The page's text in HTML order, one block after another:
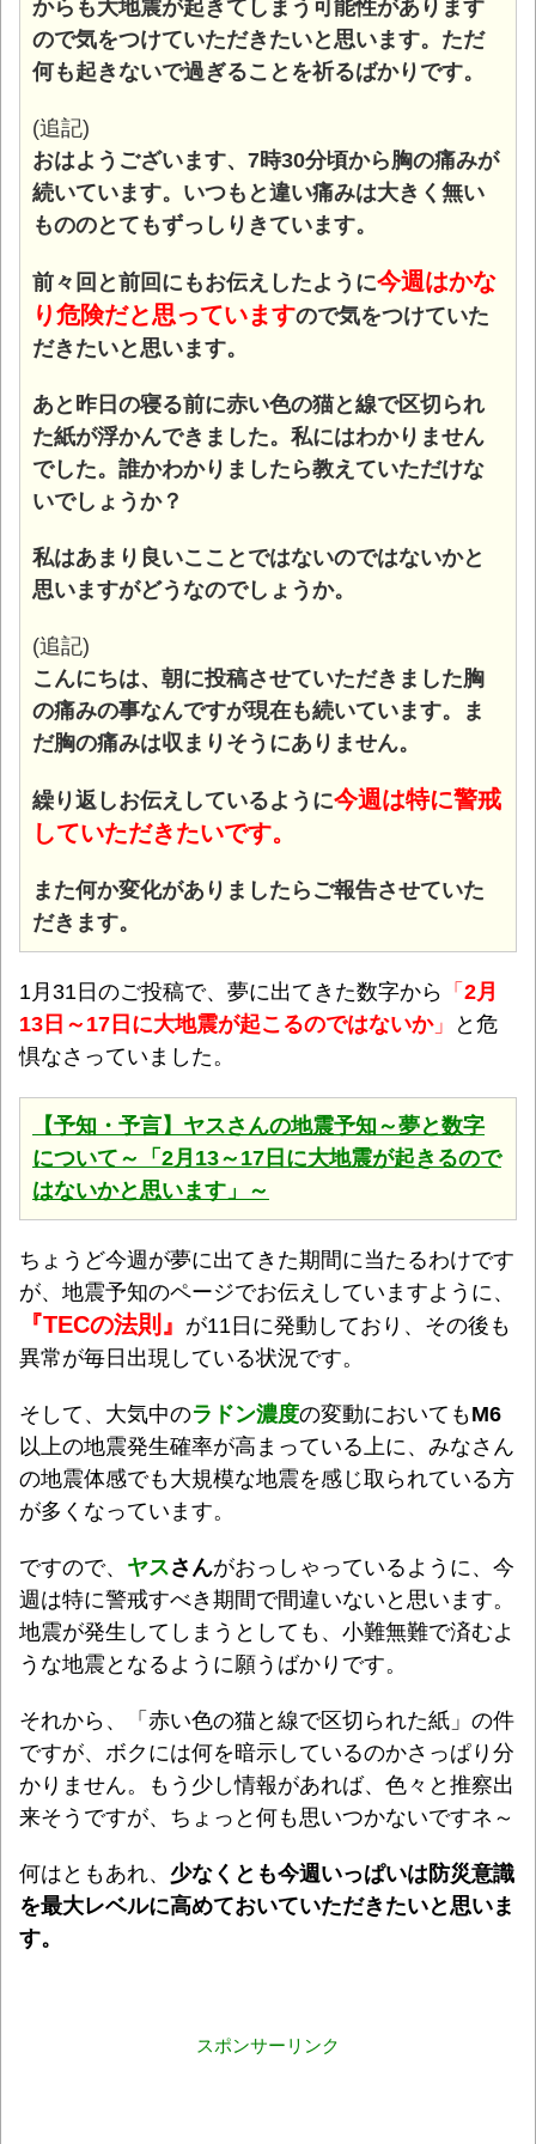
からも大地震が起きてしまう可能性があります
ので気をつけていただきたいと思います。ただ
何も起きないで過ぎることを祈るばかりです。
(追記)
おはようございます、7時30分頃から胸の痛みが
続いています。いつもと違い痛みは大きく無い
もののとてもずっしりきています。
前々回と前回にもお伝えしたように今週はかな
り危険だと思っていますので気をつけていた
だきたいと思います。
あと昨日の寝る前に赤い色の猫と線で区切られ
た紙が浮かんできました。私にはわかりません
でした。誰かわかりましたら教えていただけな
いでしょうか？
私はあまり良いこことではないのではないかと
思いますがどうなのでしょうか。
(追記)
こんにちは、朝に投稿させていただきました胸
の痛みの事なんですが現在も続いています。ま
だ胸の痛みは収まりそうにありません。
繰り返しお伝えしているように今週は特に警戒
していただきたいです。
また何か変化がありましたらご報告させていた
だきます。
1月31日のご投稿で、夢に出てきた数字から 「 2月
13日～17日に大地震が起こるのではないか」
と危
惧なさっていました。
【予知・予言】ヤスさんの地震予知～夢と数字
について～「2月13～17日に大地震が起きるので
はないかと思います」～
ちょうど今週が夢に出てきた期間に当たるわけです
が、地震予知のページでお伝えしていますように、
『TECの法則』 が11日に発動しており、その後も
異常が毎日出現している状況です。
そして、大気中のラドン濃度の変動においてもM6
以上の地震発生確率が高まっている上に、みなさん
の地震体感でも大規模な地震を感じ取られている方
が多くなっています。
ですので、 ヤスさんがおっしゃっているように、今
週は特に警戒すべき期間で間違いないと思います。
地震が発生してしまうとしても、小難無難で済むよ
うな地震となるように願うばかりです。
それから、「赤い色の猫と線で区切られた紙」の件
ですが、ボクには何を暗示しているのかさっぱり分
かりません。もう少し情報があれば、色々と推察出
来そうですが、ちょっと何も思いつかないですネ～
何はともあれ、 少なくとも今週いっぱいは防災意識
を最大レベルに高めておいていただきたいと思いま
す。
スポンサーリンク